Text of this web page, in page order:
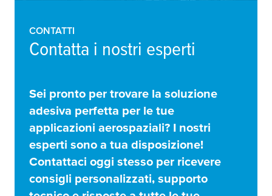
CONTATTI
Contatta i nostri esperti
Sei pronto per trovare la soluzione
adesiva perfetta per le tue
applicazioni aerospaziali? I nostri
esperti sono a tua disposizione!
Contattaci oggi stesso per ricevere
consigli personalizzati, supporto